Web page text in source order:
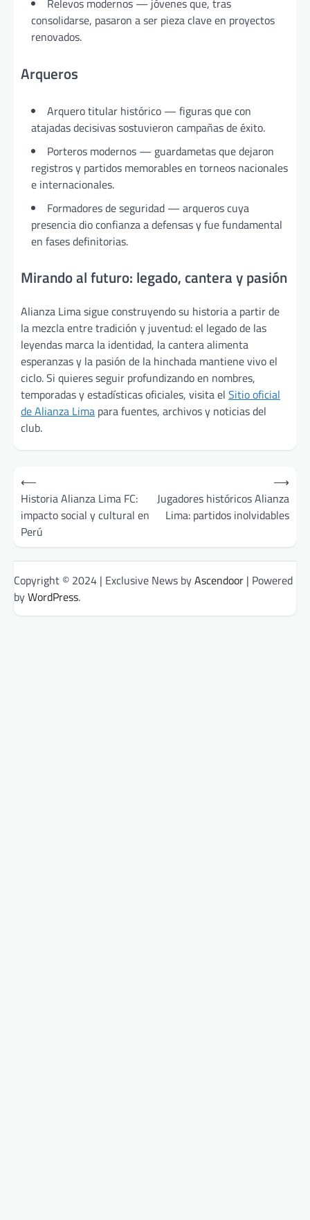
Relevos modernos — jóvenes que, tras
consolidarse, pasaron a ser pieza clave en proyectos
renovados.
Arqueros
Arquero titular histórico — figuras que con
atajadas decisivas sostuvieron campañas de éxito.
Porteros modernos — guardametas que dejaron
registros y partidos memorables en torneos nacionales
e internacionales.
Formadores de seguridad — arqueros cuya
presencia dio confianza a defensas y fue fundamental
en fases definitorias.
Mirando al futuro: legado, cantera y pasión
Alianza Lima sigue construyendo su historia a partir de
la mezcla entre tradición y juventud: el legado de las
leyendas marca la identidad, la cantera alimenta
esperanzas y la pasión de la hinchada mantiene vivo el
ciclo. Si quieres seguir profundizando en nombres,
temporadas y estadísticas oficiales, visita el Sitio oficial
de Alianza Lima para fuentes, archivos y noticias del
club.
Post
navigation
⟵
Historia Alianza Lima FC:
impacto social y cultural en
Perú
Jugadores históricos Alianza
Lima: partidos inolvidables
⟶
Copyright © 2024 | Exclusive News byAscendoor | Powered
byWordPress.